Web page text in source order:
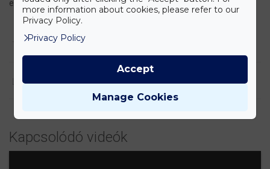
enzimkinetikai vizsgálatoknál pedig a Km és a vmax kalkulálható.
TERMÉK LEÍRÁSA
LETÖLTÉSEK
Kapcsolódó videók
more information about cookies, please refer to our
Privacy Policy.
Privacy Policy
Manage Cookies
Accept